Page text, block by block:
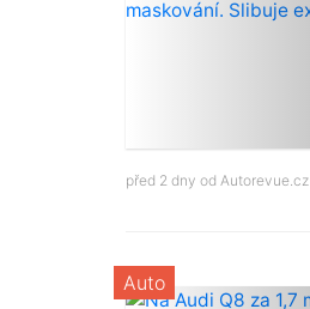
před 2 dny od Autorevue.cz
Auto